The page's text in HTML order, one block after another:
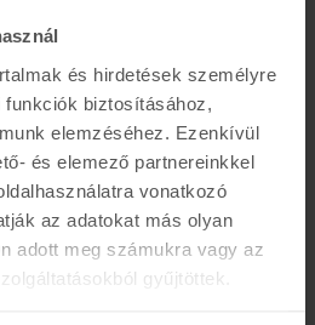
és hirdetések személyre
biztosításához,
elemzéséhez. Ezenkívül
és elemező partnereinkkel
vonatkozó
az adatokat más olyan
adott meg számukra vagy az
gyűjtöttek.
elküldi alvázszámát
rendelést